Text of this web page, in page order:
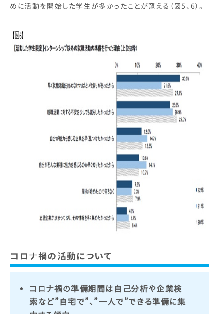
めに活動を開始した学生が多かったことが窺える（図5、6）。
コロナ禍の活動について
コロナ禍の準備期間は自己分析や企業検
索など”自宅で”、”一人で”できる準備に集